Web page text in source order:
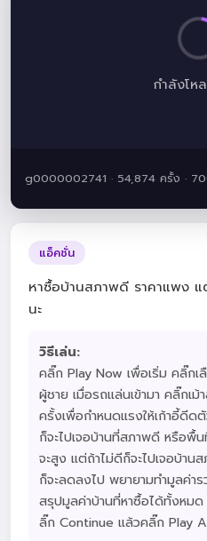
กำลังโห
g0000002741 · 54,874 ครั้ง ·
แอ็คชั่น
หาซื้อบ้านสภาพดี ราคาแพง แ
นะ
วิธีเล่น:
คลิ๊ก Play Now เพื่อเริ่ม คลิ๊กเ
ผู้ชาย เมื่อรถแล่นเข้ามา คลิ๊กเ
ครั้งเพื่อกำหนดแรงให้เก้าอี้ดีด
ก็จะไปเจอบ้านที่สภาพดี หรือพื้
จะสูง แต่ถ้าไม่ดีก็จะไปเจอบ้าน
ก็จะลดลงไป พยายามทำมูลค่า
สรุปมูลค่าบ้านที่หาซื้อได้ทั้งหมด
ลิ๊ก Continue แล้วคลิ๊ก Play